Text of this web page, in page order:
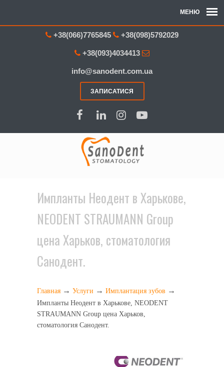
+38(066)7765845 +38(098)5792029
+38(093)4034413
info@sanodent.com.ua
ЗАПИСАТИСЯ
Импланты Неодент в Харькове,
NEODENT STRAUMANN Group
цена Харьков, стоматология
Санодент.
Главная → Услуги → Имплантация зубов →
Импланты Неодент в Харькове, NEODENT
STRAUMANN Group цена Харьков,
стоматология Санодент.